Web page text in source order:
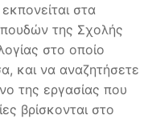
στα
της Σχολής
στο οποίο
και να αναζητήσετε
της εργασίας που
βρίσκονται στο